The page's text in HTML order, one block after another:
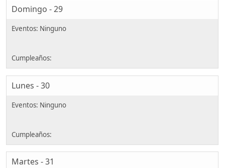
Domingo - 29
Lunes - 30
Martes - 31